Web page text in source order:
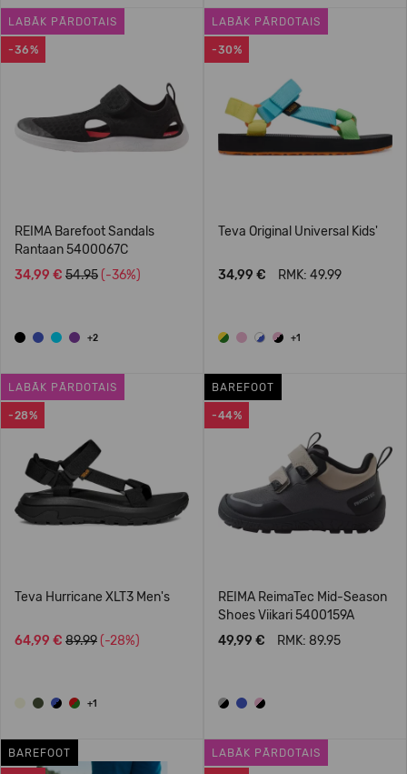
-36%
LABĀK PĀRDOTAIS
REIMA Barefoot Sandals
Rantaan 5400067C
34,99 € 54.95 (-36%)
+2
-30%
LABĀK PĀRDOTAIS
Teva Original Universal Kids'
34,99 € RMK: 49.99
+1
-28%
LABĀK PĀRDOTAIS
Teva Hurricane XLT3 Men's
64,99 € 89.99 (-28%)
+1
-44%
BAREFOOT
REIMA ReimaTec Mid-Season
Shoes Viikari 5400159A
49,99 €
RMK: 89.95
BAREFOOT LABĀK PĀRDOTAIS